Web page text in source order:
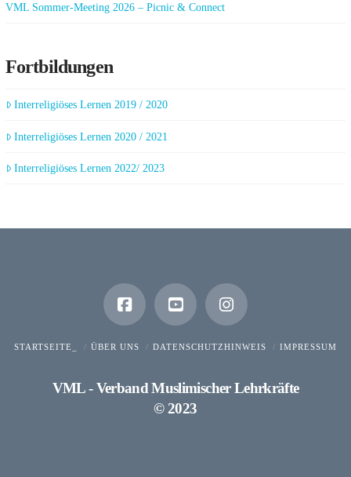
VML Sommer-Meeting 2026 – Picnic & Connect
Fortbildungen
Interreligiöses Lernen 2019 / 2020
Interreligiöses Lernen 2020 / 2021
Interreligiöses Lernen 2022/ 2023
STARTSEITE_ ÜBER UNS DATENSCHUTZHINWEIS IMPRESSUM
VML - Verband Muslimischer Lehrkräfte
© 2023